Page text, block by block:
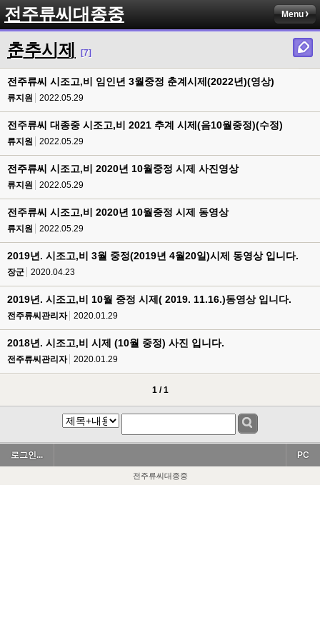
전주류씨대종중 Menu
춘추시제 [7]
전주류씨 시조고,비 임인년 3월중정 춘계시제(2022년)(영상)
류지원 2022.05.29
전주류씨 대종중 시조고,비 2021 추계 시제(음10월중정)(수정)
류지원 2022.05.29
전주류씨 시조고,비 2020년 10월중정 시제 사진영상
류지원 2022.05.29
전주류씨 시조고,비 2020년 10월중정 시제 동영상
류지원 2022.05.29
2019년. 시조고,비 3월 중정(2019년 4월20일)시제 동영상 입니다.
장군 2020.04.23
2019년. 시조고,비 10월 중정 시제( 2019. 11.16.)동영상 입니다.
전주류씨관리자 2020.01.29
2018년. 시조고,비 시제 (10월 중정) 사진 입니다.
전주류씨관리자 2020.01.29
1 / 1
로그인... PC
전주류씨대종중